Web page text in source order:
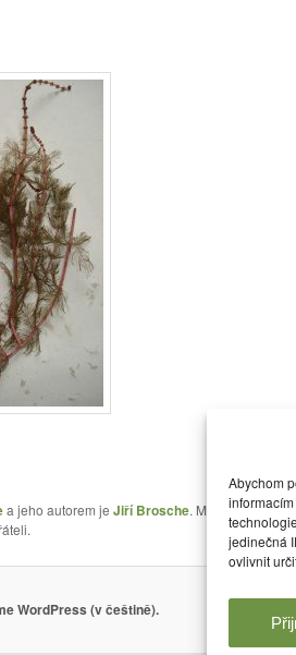
Abychom
jedinečná
ovlivnit
a jeho autorem je Jiří Brosche. Můžete si jeho
WordPress (v češtině).